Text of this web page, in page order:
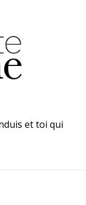
et toi qui